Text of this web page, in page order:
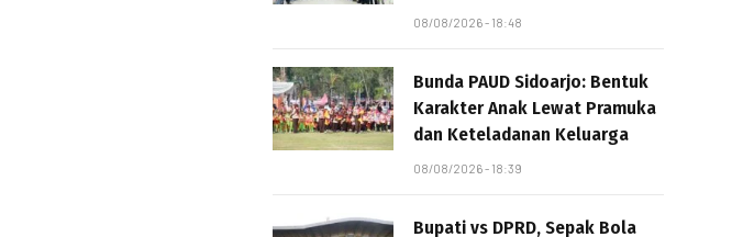
08/08/2026 - 18:48
Bunda PAUD Sidoarjo: Bentuk
Karakter Anak Lewat Pramuka
dan Keteladanan Keluarga
08/08/2026 - 18:39
Bupati vs DPRD, Sepak Bola